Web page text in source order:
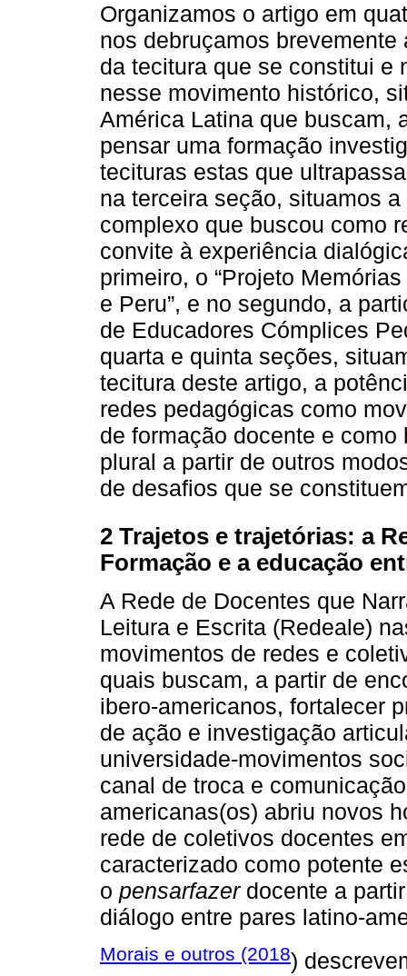
Organizamos o artigo em
nos debruçamos
da tecitura que se constitui e
nesse movimento histórico,
América Latina que buscam,
pensar uma formação
tecituras estas que
na terceira seção, situamos
complexo que buscou como
convite à experiência
primeiro, o “Projeto
e Peru”, e no segundo, a
de Educadores Cómplices
quarta e quinta seções,
tecitura deste artigo, a
redes pedagógicas como
de formação docente e
plural a partir de outros
de desafios que se
2 Trajetos e trajetórias: a
Formação e a educação
A Rede de Docentes que
Leitura e Escrita (Redeale)
movimentos de redes e
quais buscam, a partir de
ibero-americanos, fortalecer
de ação e investigação
universidade-movimentos
canal de troca e
americanas(os) abriu novos
rede de coletivos docentes
caracterizado como potente
o pensarfazerdocente a
diálogo entre pares latino-
Morais e outros (2018)